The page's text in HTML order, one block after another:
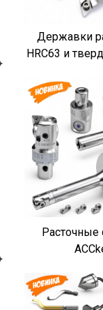
Державки
HRC63 и
Расточные